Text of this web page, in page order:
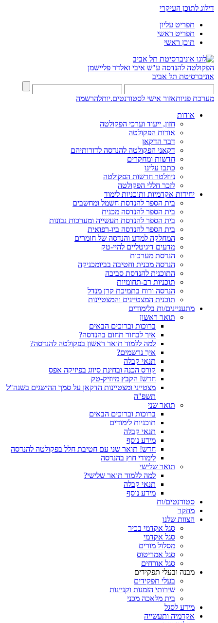
דילוג לתוכן העיקרי
תפריט עליון
תפריט ראשי
תוכן ראשי
הפקולטה להנדסה ע"ש איבי ואלדר פליישמן
אוניברסיטת תל אביב
מערכת פניותאזור אישי לסטודנטים.יותלהרשמה
אודות
חזון, ייעוד וערכי הפקולטה
אודות הפקולטה
דבר הדקאן
דקאני הפקולטה להנדסה לדורותיהם
חדשות ומחקרים
כתבו עלינו
ניוזלטר חדשות הפקולטה
לזכר חללי הפקולטה
יחידות אקדמיות ותוכניות לימוד
בית הספר להנדסת חשמל ומחשבים
בית הספר להנדסה מכנית
בית הספר להנדסת תעשייה ומערכות נבונות
בית הספר להנדסה ביו-רפואית
המחלקה למדע והנדסה של חומרים
מדעים דיגיטליים להיי-טק
הנדסת מערכות
הנדסה מכנית וחטיבה בביומכניקה
התוכנית להנדסת סביבה
תוכניות רב-תחומיות
הנדסה ורוח בתמיכת קרן מנדל
תוכנית המצטיינים והמצטיינות
מתעניינים/ות בלימודים
תואר ראשון
ברוכות וברוכים הבאים
איך לבחור תחום בהנדסה?
למה ללמוד תואר ראשון בפקולטה להנדסה?
איך נרשמים?
תנאי קבלה
קורס הכנה ובחינת סיווג בפיזיקה אפס
חדש! הקבץ מיוזיק-טק
מצטייני ומצטיינות הדקאן על סמך ההישגים בשנה"ל
תשפ"ה
תואר שני
ברוכות וברוכים הבאים
תוכניות לימודים
תנאי קבלה
מידע נוסף
חדש! תואר שני עם חטיבת חלל בפקולטה להנדסה
לימודי חוץ בהנדסה
תואר שלישי
למה ללמוד תואר שלישי?
תנאי קבלה
מידע נוסף
סטודנטים/ות
מחקר
הצוות שלנו
סגל אקדמי בכיר
סגל אקדמי
מסלול מורים
סגל אמריטוס
סגל אורחים
מבנה ובעלי תפקידים
בעלי תפקידים
שירותי הזמנות וקניינות
בית מלאכה מכני
מידע לסגל
אקדמיה ותעשייה